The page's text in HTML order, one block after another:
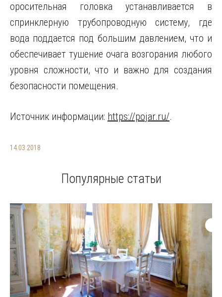
оросительная головка устанавливается в
спринклерную трубопроводную систему, где
вода поддается под большим давлением, что и
обеспечивает тушение очага возгорания любого
уровня сложности, что и важно для создания
безопасности помещения.
Источник информации: https://pojar.ru/.
14.03.2018
Популярные статьи